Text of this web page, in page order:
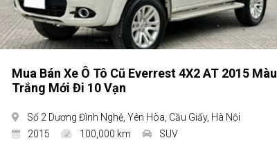
Mua Bán Xe Ô Tô Cũ Everrest 4X2 AT 2015 Màu
Trắng Mới Đi 10 Vạn
Số 2 Dương Đình Nghệ, Yên Hòa, Cầu Giấy, Hà Nội
2015
100,000 km SUV